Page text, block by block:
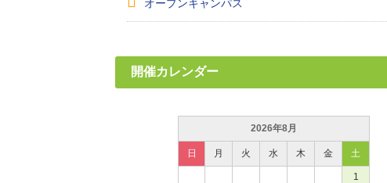
オープンキャンパス
開催カレンダー
2026年8月
日 月 火 水 木 金 土
1